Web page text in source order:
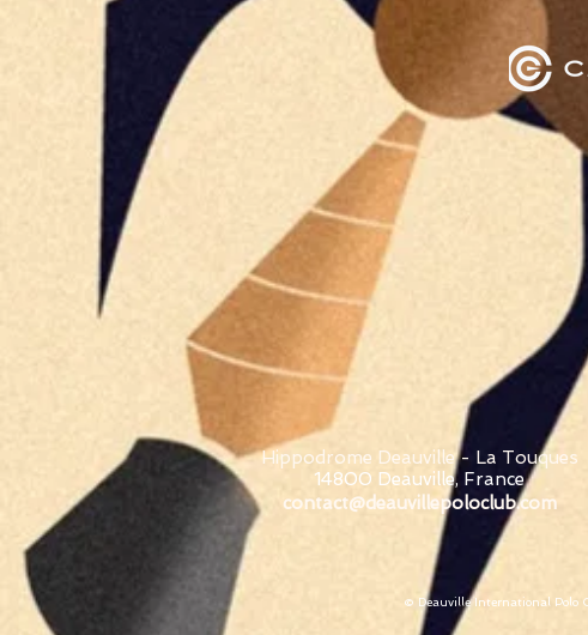
Hippodrome Deauville - La Touques
14800 Deauville, France
contact@deauvillepoloclub.com
© Deauville International Polo